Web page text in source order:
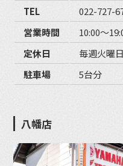
TEL
022-727-
営業時間
10:00〜
定休日
毎週火曜日
駐車場
5台分
八幡店